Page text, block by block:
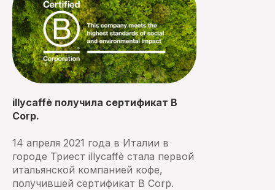
illycaffè получила сертификат B
Corp.
14 апреля 2021 года в Италии в
городе Триест illycaffè стала первой
итальянской компанией кофе,
получившей сертификат B Corp.